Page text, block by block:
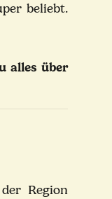
beliebt.
alles über
Region